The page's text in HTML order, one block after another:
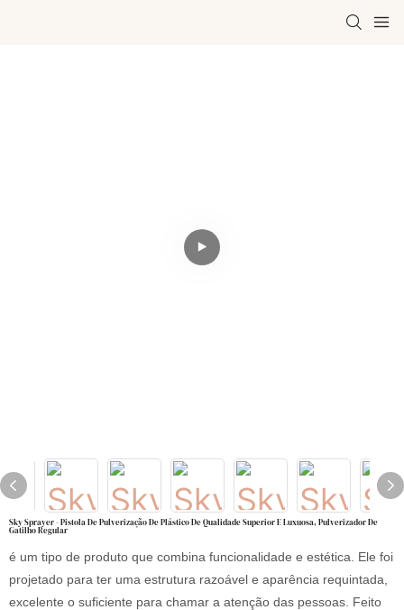
Sky Sprayer - Pistola De Pulverização De Plástico De Qualidade Superior E Luxuosa, Pulverizador De
Gatilho Regular
é um tipo de produto que combina funcionalidade e estética. Ele foi
projetado para ter uma estrutura razoável e aparência requintada,
excelente o suficiente para chamar a atenção das pessoas. Feito